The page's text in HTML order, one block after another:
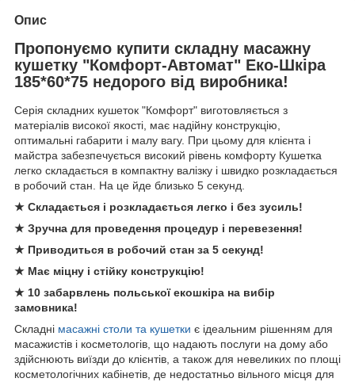
Опис
Пропонуємо купити складну масажну
кушетку "Комфорт-Автомат" Еко-Шкіра
185*60*75 недорого від виробника!
Серія складних кушеток "Комфорт" виготовляється з
матеріалів високої якості, має надійну конструкцію,
оптимальні габарити і малу вагу. При цьому для клієнта і
майстра забезпечується високий рівень комфорту Кушетка
легко складається в компактну валізку і швидко розкладається
в робочий стан. На це йде близько 5 секунд.
★ Складається і розкладається легко і без зусиль!
★ Зручна для проведення процедур і перевезення!
★ Приводиться в робочий стан за 5 секунд!
★ Має міцну і стійку конструкцію!
★ 10 забарвлень польської екошкіра на вибір
замовника!
Складні масажні столи та кушетки є ідеальним рішенням для
масажистів і косметологів, що надають послуги на дому або
здійснюють виїзди до клієнтів, а також для невеликих по площі
косметологічних кабінетів, де недостатньо вільного місця для